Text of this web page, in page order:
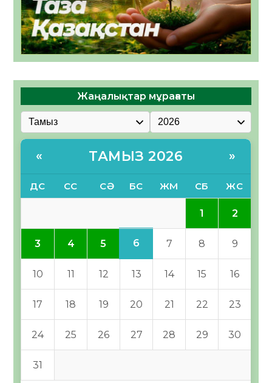
Жаңалықтар мұрағаты
« ТАМЫЗ 2026 »
ДС СС СӘ БС ЖМ СБ ЖС
1 2
3 4 5 6 7 8 9
10 11 12 13 14 15 16
17 18 19 20 21 22 23
24 25 26 27 28 29 30
31